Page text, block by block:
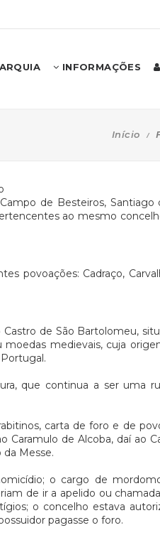
INFORMAÇÕES
Início
de Besteiros, Santiago
ao mesmo
povoações: Cadraço,
de São Bartolomeu,
medievais, cuja
que continua a ser uma
carta de foro e de
Caramulo de Alcoba, daí ao
Messe.
o cargo de
de ir a apelido ou
o concelho estava
pagasse o foro.